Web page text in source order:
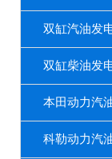
双缸汽油发
双缸柴油发
本田动力汽
科勒动力汽